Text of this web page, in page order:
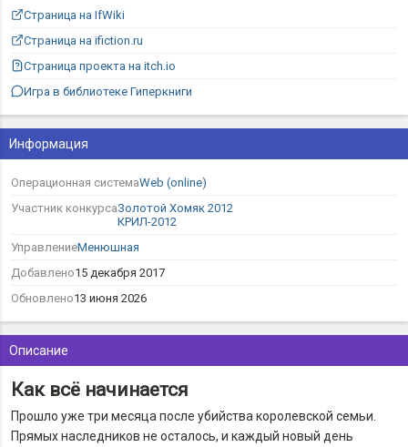
Описание
Как всё начинается
Прошло уже три месяца после убийства королевской семьи.
Прямых наследников не осталось, и каждый новый день
Страница на IfWiki
Страница на ifiction.ru
Страница проекта на itch.io
Игра в библиотеке Гиперкниги
Информация
Операционная системаWeb (online)
Участник конкурсаЗолотой Хомяк 2012
КРИЛ-2012
УправлениеМенюшная
Добавлено15 декабря 2017
Обновлено13 июня 2026